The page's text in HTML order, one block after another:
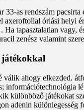
33-as rendszám
óriási helyi
tapasztalatlan
zenész valamint
játékokkal
válik ahogy elkezded.
információtechnológia
különböző játékokat
adenin